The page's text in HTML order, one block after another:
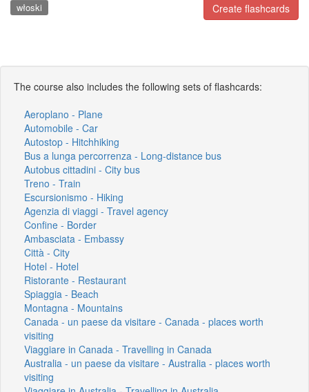
Create flashcards
włoski
The course also includes the following sets of flashcards:
Aeroplano - Plane
Automobile - Car
Autostop - Hitchhiking
Bus a lunga percorrenza - Long-distance bus
Autobus cittadini - City bus
Treno - Train
Escursionismo - Hiking
Agenzia di viaggi - Travel agency
Confine - Border
Ambasciata - Embassy
Città - City
Hotel - Hotel
Ristorante - Restaurant
Spiaggia - Beach
Montagna - Mountains
Canada - un paese da visitare - Canada - places worth
visiting
Viaggiare in Canada - Travelling in Canada
Australia - un paese da visitare - Australia - places worth
visiting